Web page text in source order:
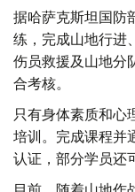
据哈萨克斯坦国防
练，完成山地行进
伤员救援及山地分
合考核。
只有身体素质和心
培训。完成课程并
认证，部分学员还